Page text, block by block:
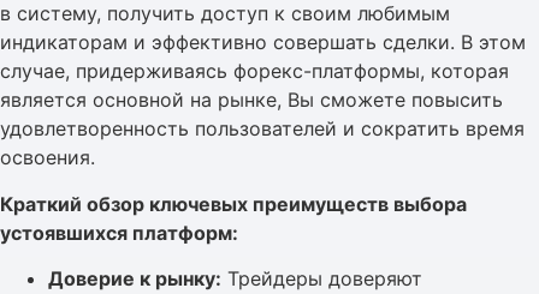
в систему, получить доступ к своим любимым
индикаторам и эффективно совершать сделки. В этом
случае, придерживаясь форекс-платформы, которая
является основной на рынке, Вы сможете повысить
удовлетворенность пользователей и сократить время
освоения.
Краткий обзор ключевых преимуществ выбора
устоявшихся платформ:
Доверие к рынку: Трейдеры доверяют